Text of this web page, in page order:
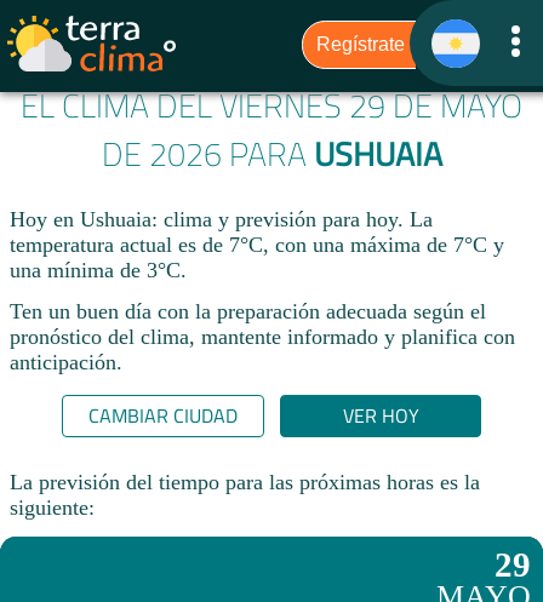
EL CLIMA DEL VIERNES 29 DE MAYO
DE 2026 PARA USHUAIA
Hoy en Ushuaia: clima y previsión para hoy. La
temperatura actual es de 7°C, con una máxima de 7°C y
una mínima de 3°C.​
Ten un buen día con la preparación adecuada según el
pronóstico del clima, mantente informado y planifica con
anticipación.​
CAMBIAR CIUDAD VER HOY
La previsión del tiempo para las próximas horas es la
siguiente:
29